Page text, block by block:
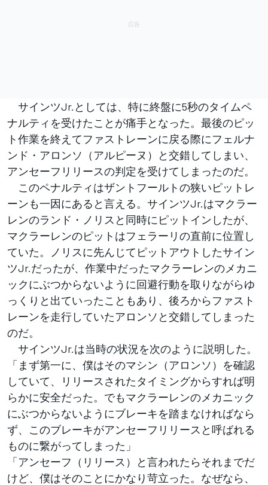
サインツJr.としては、特に終盤に5秒のタイムペ
ナルティを受けたことが痛手となった。最後のピッ
ト作業を終えてファストレーンに戻る際にフェルナ
ンド・アロンソ（アルピーヌ）と交錯してしまい、
アンセーフリリースの判定を受けてしまったのだ。
このペナルティはザントフールトの狭いピットレ
ーンも一因にあると言える。サインツJr.はマクラー
レンのランド・ノリスと同時にピットインしたが、
マクラーレンのピットはフェラーリの直前に位置し
ていた。ノリスに先んじてピットアウトしたサイン
ツJr.だったが、作業中だったマクラーレンのメカニ
ックにぶつからないように回避行動を取りながらゆ
っくりと出ていったこともあり、後ろからファスト
レーンを走行していたアロンソと交錯してしまった
のだ。
サインツJr.は当時の状況を次のように説明した。
「まず第一に、僕はそのマシン（アロンソ）を確認
していて、リリースされたタイミングからすれば明
らかに安全だった。でもマクラーレンのメカニック
にぶつからないようにブレーキを踏まなければなら
ず、このブレーキがアンセーフリリースと呼ばれる
ものに繋がってしまった」
「アンセーフ（リリース）と言われたらそれまでだ
けど、僕はそのことにかなり苛立った。なぜなら、